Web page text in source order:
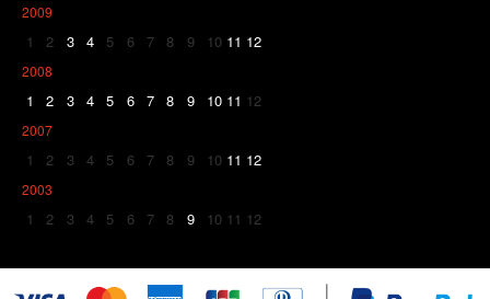
2009
1 2 3 4 5 6 7 8 9 10 11 12
2008
1 2 3 4 5 6 7 8 9 10 11 12
2007
1 2 3 4 5 6 7 8 9 10 11 12
2003
1 2 3 4 5 6 7 8 9 10 11 12